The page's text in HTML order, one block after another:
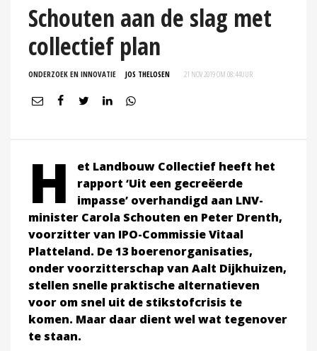
Schouten aan de slag met
collectief plan
ONDERZOEK EN INNOVATIE JOS THELOSEN 21 NOV 2019 OM 08:44UUR
H
et Landbouw Collectief heeft het
rapport ‘Uit een gecreëerde
impasse’ overhandigd aan LNV-
minister Carola Schouten en Peter Drenth,
voorzitter van IPO-Commissie Vitaal
Platteland. De 13 boerenorganisaties,
onder voorzitterschap van Aalt Dijkhuizen,
stellen snelle praktische alternatieven
voor om snel uit de stikstofcrisis te
komen. Maar daar dient wel wat tegenover
te staan.